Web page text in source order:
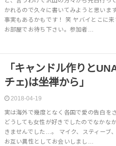
かれるので久々に書いてみようと思いま
事実もあるかもです！ 笑 ヤバイとこに
お部屋でお待ち下さい。参加者…
「キャンドル作りと
チェ)は坐禅から」
2018-04-19
実は海外で幾度となく各国で愛の告白を
どうしても女性が好きでしたのでなかな
きませんでした…。 マイク、スティーブ
お互い異性としてお会いしまし…